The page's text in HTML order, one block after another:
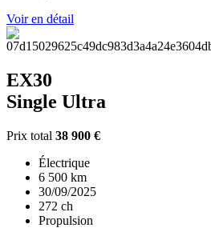
Voir en détail
EX30
Single Ultra
Prix total 38 900 €
Électrique
6 500 km
30/09/2025
272 ch
Propulsion